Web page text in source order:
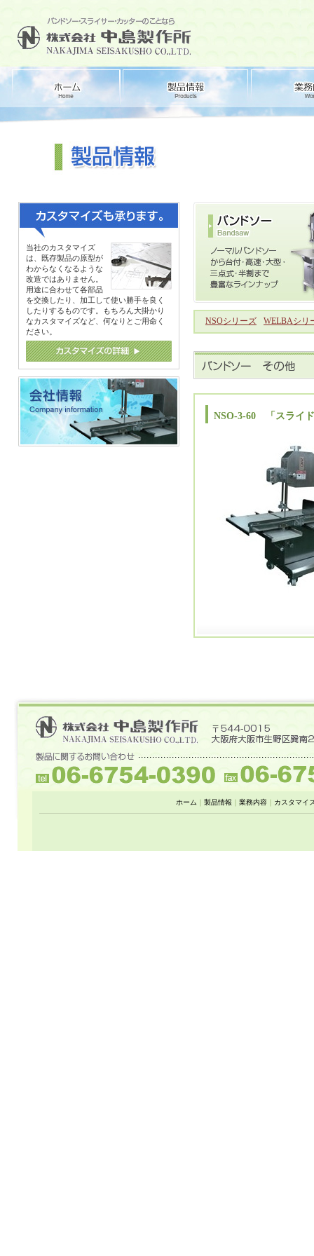
当社のカスタマイズ
は、既存製品の原型が
わからなくなるような
改造ではありません。
用途に合わせて各部品
を交換したり、加工して使い勝手を良く
したりするものです。もちろん大掛かり
なカスタマイズなど、何なりとご用命く
ださい。
NSOシリーズ WELBAシリ
NSO-3-60 「スライ
ホーム 製品情報 業務内容｜ カスタマイ